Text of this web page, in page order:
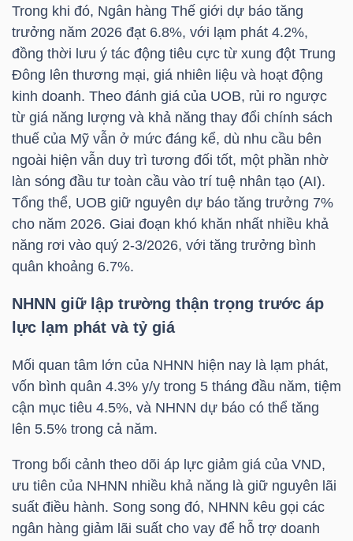
Trong khi đó, Ngân hàng Thế giới dự báo tăng
trưởng năm 2026 đạt 6.8%, với lạm phát 4.2%,
đồng thời lưu ý tác động tiêu cực từ xung đột Trung
Đông lên thương mại, giá nhiên liệu và hoạt động
kinh doanh. Theo đánh giá của UOB, rủi ro ngược
từ giá năng lượng và khả năng thay đổi chính sách
thuế của Mỹ vẫn ở mức đáng kể, dù nhu cầu bên
ngoài hiện vẫn duy trì tương đối tốt, một phần nhờ
làn sóng đầu tư toàn cầu vào trí tuệ nhân tạo (AI).
Tổng thể, UOB giữ nguyên dự báo tăng trưởng 7%
cho năm 2026. Giai đoạn khó khăn nhất nhiều khả
năng rơi vào quý 2-3/2026, với tăng trưởng bình
quân khoảng 6.7%.
NHNN giữ lập trường thận trọng trước áp
lực lạm phát và tỷ giá
Mối quan tâm lớn của NHNN hiện nay là lạm phát,
vốn bình quân 4.3% y/y trong 5 tháng đầu năm, tiệm
cận mục tiêu 4.5%, và NHNN dự báo có thể tăng
lên 5.5% trong cả năm.
Trong bối cảnh theo dõi áp lực giảm giá của VND,
ưu tiên của NHNN nhiều khả năng là giữ nguyên lãi
suất điều hành. Song song đó, NHNN kêu gọi các
ngân hàng giảm lãi suất cho vay để hỗ trợ doanh
CÔNG
TƯ
TRUY
XUẤT
DỮ
LIỆU
Ngành
(-)
VS-
NĂNG
LƯỢNG